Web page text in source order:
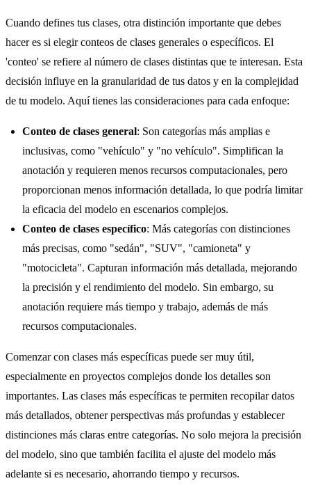
Cuando defines tus clases, otra distinción importante que debes
hacer es si elegir conteos de clases generales o específicos. El
'conteo' se refiere al número de clases distintas que te interesan. Esta
decisión influye en la granularidad de tus datos y en la complejidad
de tu modelo. Aquí tienes las consideraciones para cada enfoque:
Conteo de clases general: Son categorías más amplias e
inclusivas, como "vehículo" y "no vehículo". Simplifican la
anotación y requieren menos recursos computacionales, pero
proporcionan menos información detallada, lo que podría limitar
la eficacia del modelo en escenarios complejos.
Conteo de clases específico: Más categorías con distinciones
más precisas, como "sedán", "SUV", "camioneta" y
"motocicleta". Capturan información más detallada, mejorando
la precisión y el rendimiento del modelo. Sin embargo, su
anotación requiere más tiempo y trabajo, además de más
recursos computacionales.
Comenzar con clases más específicas puede ser muy útil,
especialmente en proyectos complejos donde los detalles son
importantes. Las clases más específicas te permiten recopilar datos
más detallados, obtener perspectivas más profundas y establecer
distinciones más claras entre categorías. No solo mejora la precisión
del modelo, sino que también facilita el ajuste del modelo más
adelante si es necesario, ahorrando tiempo y recursos.